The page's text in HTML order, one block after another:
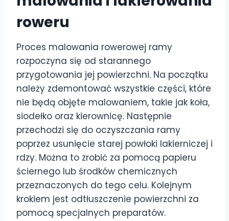
roweru
Proces malowania rowerowej ramy
rozpoczyna się od starannego
przygotowania jej powierzchni. Na początku
należy zdemontować wszystkie części, które
nie będą objęte malowaniem, takie jak koła,
siodełko oraz kierownicę. Następnie
przechodzi się do oczyszczania ramy
poprzez usunięcie starej powłoki lakierniczej i
rdzy. Można to zrobić za pomocą papieru
ściernego lub środków chemicznych
przeznaczonych do tego celu. Kolejnym
krokiem jest odtłuszczenie powierzchni za
pomocą specjalnych preparatów.